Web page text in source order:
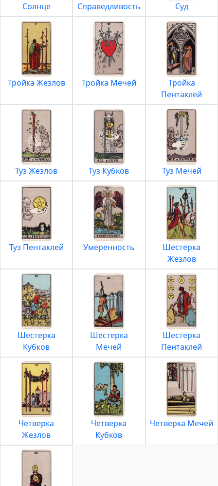
Солнце Справедливость Суд
Тройка Жезлов Тройка Мечей
Тройка
Пентаклей
Туз Жезлов Туз Кубков Туз Мечей
Туз Пентаклей Умеренность
Шестерка
Жезлов
Шестерка
Кубков
Шестерка
Мечей
Шестерка
Пентаклей
Четверка
Жезлов
Четверка
Кубков
Четверка Мечей